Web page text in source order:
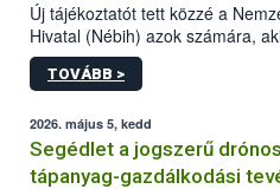
Új tájékoztatót tett közzé a
Hivatal (Nébih) azok számára,
növényvédelmi vagy tápanyag-
végezni Magyarországon. Az
műszaki és hatósági feltételek.
TOVÁBB >
2026. május 5, kedd
Segédlet a jogszerű
tápanyag-gazdálkodási